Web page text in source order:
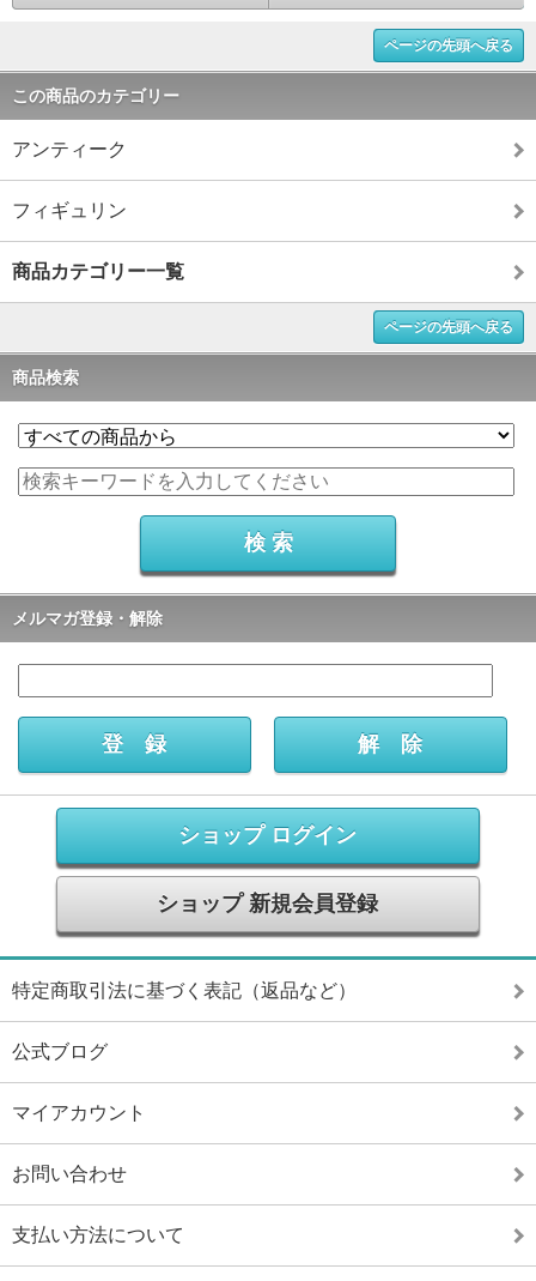
ページの先頭へ戻る
この商品のカテゴリー
アンティーク
フィギュリン
商品カテゴリー一覧
ページの先頭へ戻る
商品検索
メルマガ登録・解除
ショップ ログイン
ショップ 新規会員登録
特定商取引法に基づく表記（返品など）
公式ブログ
マイアカウント
お問い合わせ
支払い方法について